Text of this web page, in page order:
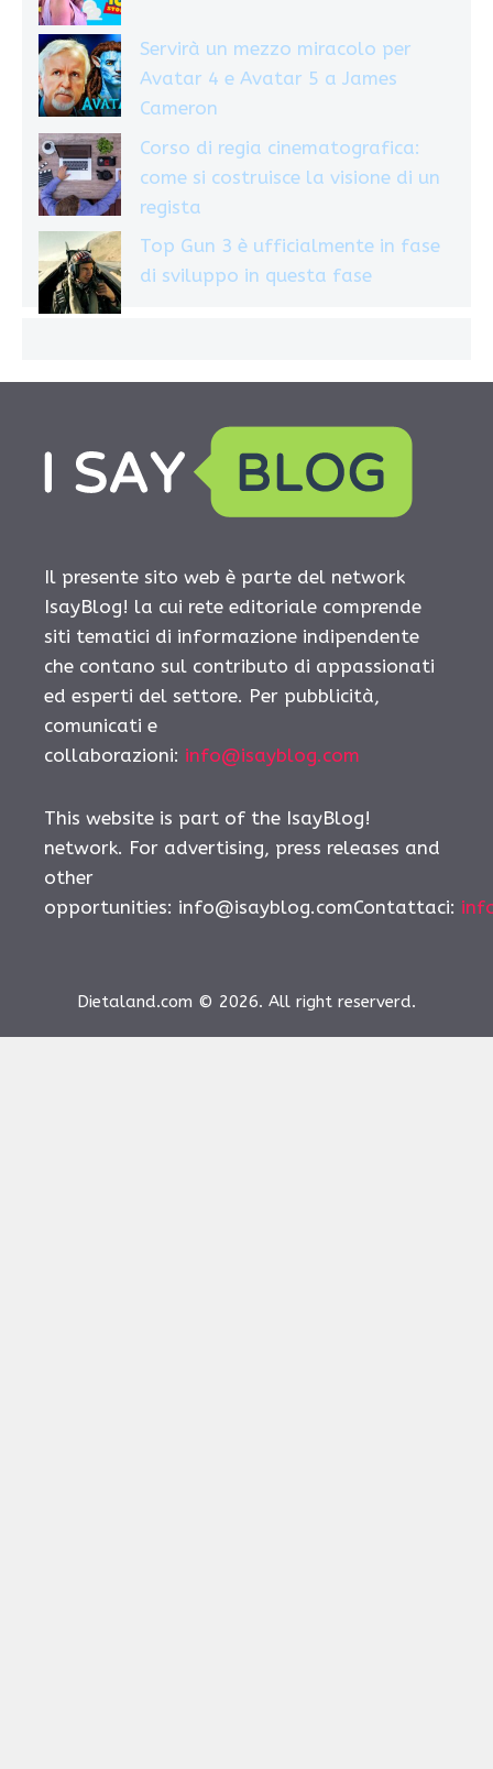
Servirà un mezzo miracolo per
Avatar 4 e Avatar 5 a James
Cameron
Corso di regia cinematografica:
come si costruisce la visione di un
regista
Top Gun 3 è ufficialmente in fase
di sviluppo in questa fase
Il presente sito web è parte del network
IsayBlog! la cui rete editoriale comprende
siti tematici di informazione indipendente
che contano sul contributo di appassionati
ed esperti del settore. Per pubblicità,
comunicati e
collaborazioni: info@isayblog.com
This website is part of the IsayBlog!
network. For advertising, press releases and
other
opportunities: info@isayblog.comContattaci:
Dietaland.com © 2026. All right reserverd.